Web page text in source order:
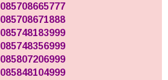
085708665777
085708671888
085748183999
085748356999
085807206999
085848104999